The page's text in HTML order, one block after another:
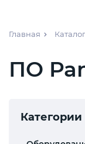
Главная Каталог
ПО
Категории